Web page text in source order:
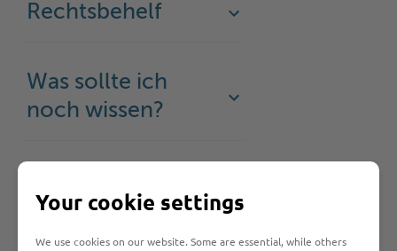
Rechtsbehelf
Was sollte ich
noch wissen?
Hilfe & Kontakt:
Your cookie settings
We use cookies on our website. Some are essential, while others